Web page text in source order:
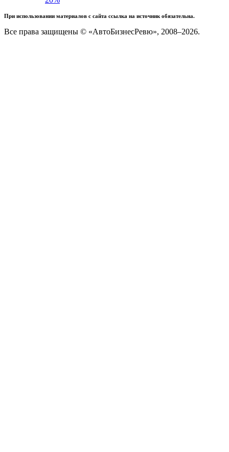
При использовании материалов с сайта ссылка на источник обязательна.
Все права защищены © «АвтоБизнесРевю», 2008–2026.